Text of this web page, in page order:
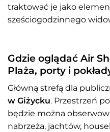
traktować je jako
sześciogodzinnego
Gdzie oglądać Air
Plaża, porty i
Główną strefą dla
w Giżycku. Przestrzeń
będzie można
nabrzeża, jachtów,